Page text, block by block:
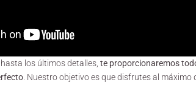
los últimos detalles, te proporcionaremos
. Nuestro objetivo es que disfrutes al máximo